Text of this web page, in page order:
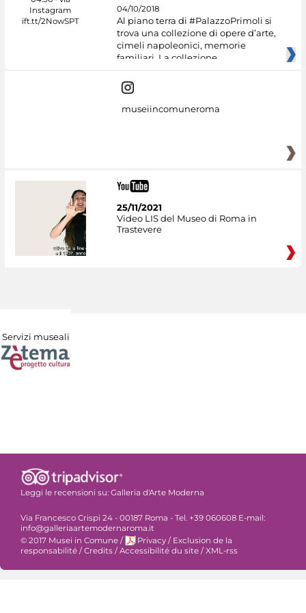
04/10/2018
Al piano terra di #PalazzoPrimoli si
trova una collezione di opere d’arte,
cimeli napoleonici, memorie
familiari. La collezione
museiincomuneroma
25/11/2021
Video LIS del Museo di Roma in
Trastevere
Servizi museali
Leggi le recensioni su: Galleria d'Arte Moderna
Via Francesco Crispi 24 - 00187 Roma - Tel. +39 060608 E-mail:
info@galleriaartemodernaroma.it
© 2017 Musei in Comune / Privacy / Exclusion de la
responsabilité / Credits / Accessibilité du site / XML-rss